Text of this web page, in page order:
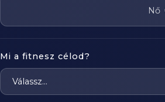
Nő
Mi a fitnesz célod?